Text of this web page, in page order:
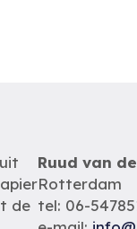
de
Ruud van
Rotterdam
tel: 06-